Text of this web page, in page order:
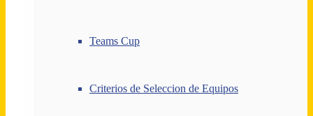
Teams Cup
Criterios de Seleccion de Equipos